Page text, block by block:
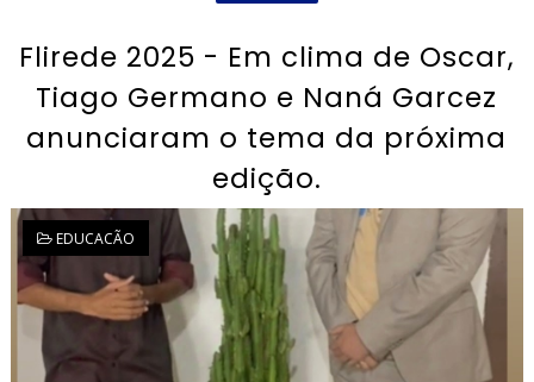
Flirede 2025 - Em clima de Oscar,
Tiago Germano e Naná Garcez
anunciaram o tema da próxima
edição.
EDUCACÃO